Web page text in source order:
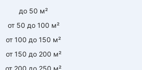
до 50 м²
от 50 до 100 м²
от 100 до 150 м²
от 150 до 200 м²
от 200 до 250 м²